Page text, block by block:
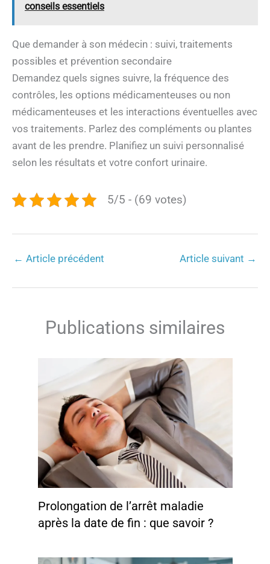
conseils essentiels
Que demander à son médecin : suivi, traitements
possibles et prévention secondaire
Demandez quels signes suivre, la fréquence des
contrôles, les options médicamenteuses ou non
médicamenteuses et les interactions éventuelles avec
vos traitements. Parlez des compléments ou plantes
avant de les prendre. Planifiez un suivi personnalisé
selon les résultats et votre confort urinaire.
5/5 - (69 votes)
← Article précédent Article suivant →
Publications similaires
Prolongation de l’arrêt maladie
après la date de fin : que savoir ?